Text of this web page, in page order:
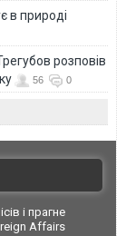
в природі
розповів
56 0
і прагне
Affairs